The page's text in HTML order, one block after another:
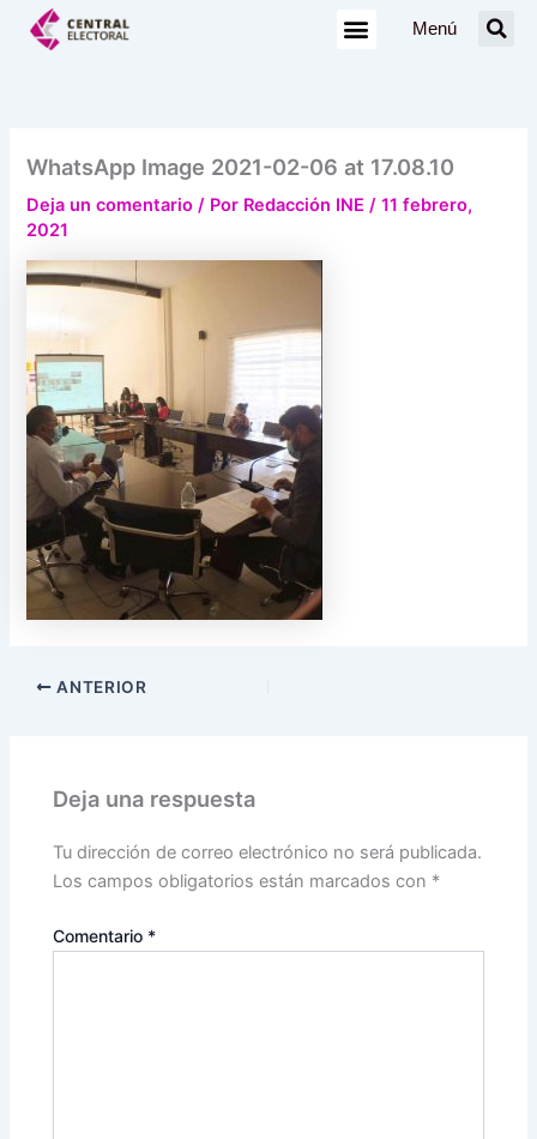
Menú
WhatsApp Image 2021-02-06 at 17.08.10
Deja un comentario / Por Redacción INE/11 febrero,
2021
ANTERIOR
Deja una respuesta
Tu dirección de correo electrónico no será publicada.
Los campos obligatorios están marcados con *
Comentario *